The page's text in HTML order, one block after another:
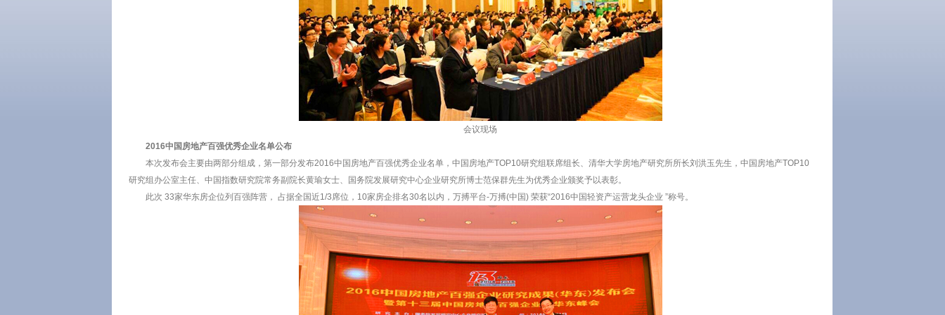
会议现场
2016中国房地产百强优秀企业名单公布
本次发布会主要由两部分组成，第一部分发布2016中国房地产百强优秀企业名单，中国房地产TOP10研究组联席组长、清华大学房地产研究所所长刘洪玉先生，中国房地产TOP10
研究组办公室主任、中国指数研究院常务副院长黄瑜女士、国务院发展研究中心企业研究所博士范保群先生为优秀企业颁奖予以表彰。
此次 33家华东房企位列百强阵营， 占据全国近1/3席位，10家房企排名30名以内，万搏平台-万搏(中国) 荣获“2016中国轻资产运营龙头企业 ”称号。